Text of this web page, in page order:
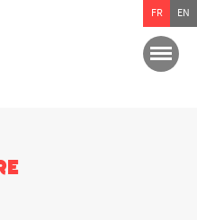
FR EN